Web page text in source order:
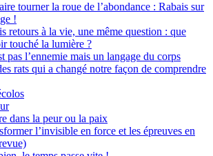
tourner la roue de l’abondance : Rabais sur
!
retours à la vie, une même question : que
touché la lumière ?
pas l’ennemie mais un langage du corps
rats qui a changé notre façon de comprendre
dans la peur ou la paix
l’invisible en force et les épreuves en